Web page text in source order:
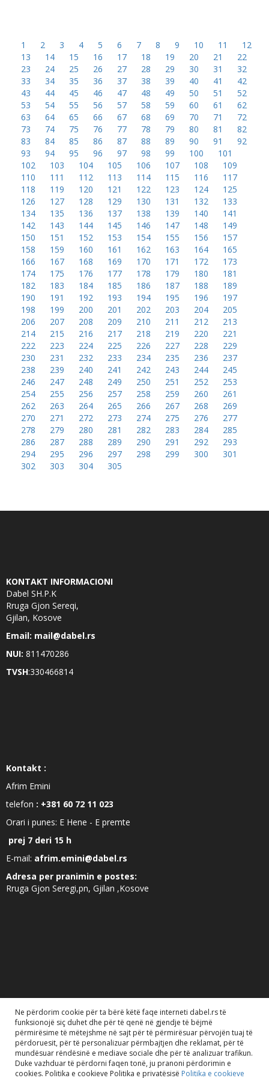
1 2 3 4 5 6 7 8 9 10 11
12
13
14 15 16 17 18 19 20 21
22
23
24 25 26 27 28 29 30 31
32
33
34 35 36 37 38 39 40 41
42
43
44 45 46 47 48 49 50 51
52
53
54 55 56 57 58 59 60 61
62
63
64 65 66 67 68 69 70 71
72
73
74 75 76 77 78 79 80 81
82
83
84 85 86 87 88 89 90 91
92
93
94 95 96 97 98 99 100
101
102
103 104 105 106 107 108
109
110
111 112 113 114 115 116
117
118
119 120 121 122 123 124
125
126
127 128 129 130 131 132
133
134
135 136 137 138 139 140
141
142
143 144 145 146 147 148
149
150
151 152 153 154 155 156
157
158
159 160 161 162 163 164
165
166
167 168 169 170 171 172
173
174
175 176 177 178 179 180
181
182
183 184 185 186 187 188
189
190
191 192 193 194 195 196
197
198
199 200 201 202 203 204
205
206
207 208 209 210 211 212
213
214
215 216 217 218 219 220
221
222
223 224 225 226 227 228
229
230
231 232 233 234 235 236
237
238
239 240 241 242 243 244
245
246
247 248 249 250 251 252
253
254
255 256 257 258 259 260
261
262
263 264 265 266 267 268
269
270
271 272 273 274 275 276
277
278
279 280 281 282 283 284
285
286
287 288 289 290 291 292
293
294
295 296 297 298 299 300
301
302
303 304 305
KONTAKT INFORMACIONI
Dabel SH.P.K
Rruga Gjon Sereqi,
Gjilan, Kosove
Email: mail@dabel.rs
NUI: 811470286
TVSH:330466814
Kontakt :
Afrim Emini
telefon : +381 60 72 11 023
Orari i punes: E Hene - E premte
prej 7 deri 15 h
E-mail: afrim.emini@dabel.rs
Adresa per pranimin e postes:
Rruga Gjon Seregi,pn, Gjilan ,Kosove
Dabel doo. 2020. Të gjitha të drejtat e rezervuara..
Ne përdorim cookie për ta bërë këtë faqe interneti dabel.rs të
funksionojë siç duhet dhe për të qenë në gjendje të bëjmë
përmirësime të mëtejshme në sajt për të përmirësuar përvojën tuaj të
përdoruesit, për të personalizuar përmbajtjen dhe reklamat, për të
mundësuar rëndësinë e mediave sociale dhe për të analizuar trafikun.
Duke vazhduar të përdorni faqen tonë, ju pranoni përdorimin e
cookies. Politika e cookieve Politika e privatësisë Politika e cookieve